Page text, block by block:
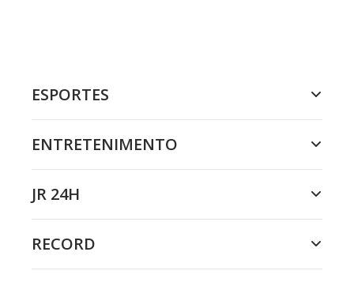
ESPORTES
ENTRETENIMENTO
JR 24H
RECORD